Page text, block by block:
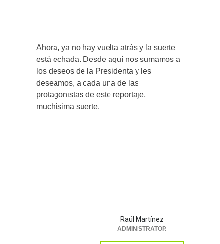
Ahora, ya no hay vuelta atrás y la suerte
está echada. Desde aquí nos sumamos a
los deseos de la Presidenta y les
deseamos, a cada una de las
protagonistas de este reportaje,
muchísima suerte.
Raúl Martínez
ADMINISTRATOR